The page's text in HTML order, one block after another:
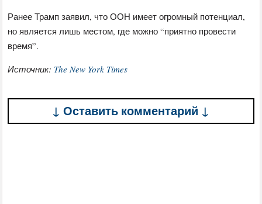
Ранее Трамп заявил, что ООН имеет огромный потенциал,
но является лишь местом, где можно “приятно провести
время”.
Источник: The New York Times
↓ Оставить комментарий ↓